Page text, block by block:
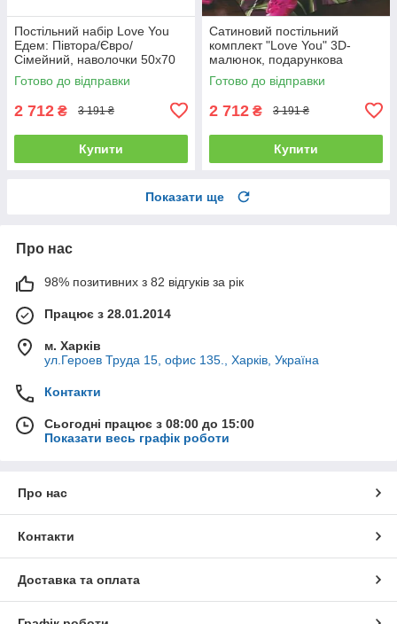
Постільний набір Love You
Едем: Півтора/Євро/
Сімейний, наволочки 50x70
полуторний
Готово до відправки
2 712 ₴ 3 191 ₴
Купити
Сатиновий постільний
комплект "Love You" 3D-
малюнок, подарункова
упаковка полуторний
Готово до відправки
2 712 ₴ 3 191 ₴
Купити
Показати ще
Про нас
98% позитивних з 82 відгуків за рік
Працює з 28.01.2014
м. Харків
ул.Героев Труда 15, офис 135., Харків, Україна
Контакти
Сьогодні працює з 08:00 до 15:00
Показати весь графік роботи
Про нас
Контакти
Доставка та оплата